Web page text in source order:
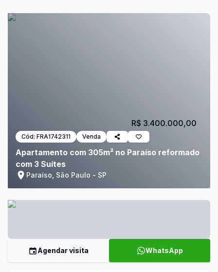
Cód: FRA1742311 Venda
Apartamento com 305m² no Paraíso reformado
com 3 Suítes
Paraíso, São Paulo - SP
R$ 3.400.000,00
Agendar visita WhatsApp